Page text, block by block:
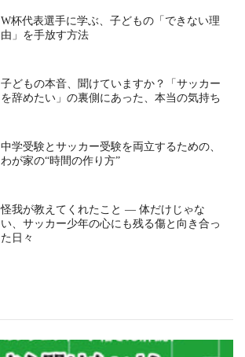
W杯代表選手に学ぶ、子どもの「できない理
由」を手放す方法
子どもの本音、聞けていますか？「サッカー
を辞めたい」の裏側にあった、本当の気持ち
中学受験とサッカー受験を両立するための、
わが家の“時間の作り方”
怪我が教えてくれたこと ― 体だけじゃな
い、サッカー少年の心にも残る傷と向き合っ
た日々